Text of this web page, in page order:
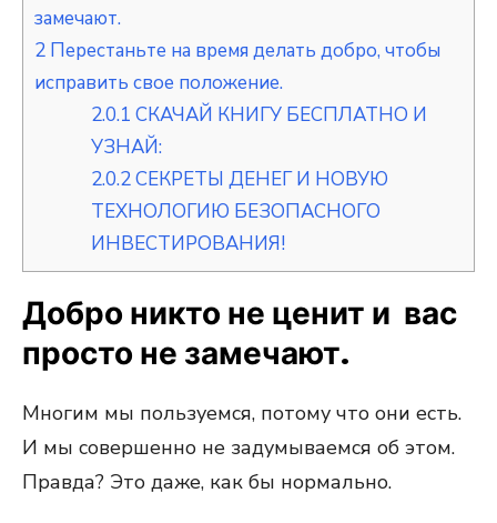
замечают.
2 Перестаньте на время делать добро, чтобы
исправить свое положение.
2.0.1 СКАЧАЙ КНИГУ БЕСПЛАТНО И
УЗНАЙ:
2.0.2СЕКРЕТЫ ДЕНЕГ И НОВУЮ
ТЕХНОЛОГИЮ БЕЗОПАСНОГО
ИНВЕСТИРОВАНИЯ!
Добро никто не ценит и вас
просто не замечают.
Многим мы пользуемся, потому что они есть.
И мы совершенно не задумываемся об этом.
Правда? Это даже, как бы нормально.